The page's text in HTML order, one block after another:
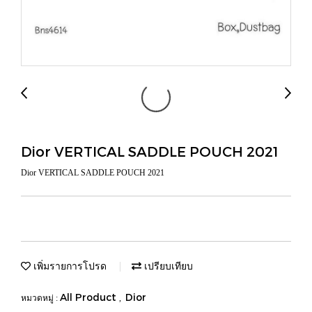
Dior VERTICAL SADDLE POUCH 2021
Dior VERTICAL SADDLE POUCH 2021
เพิ่มรายการโปรด เปรียบเทียบ
หมวดหมู่ : All Product , Dior